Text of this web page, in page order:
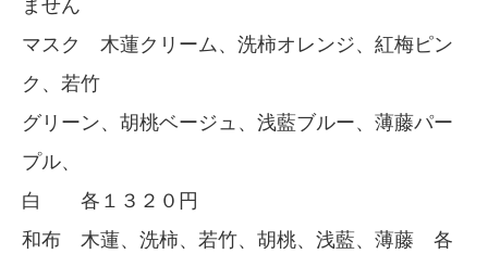
ません
マスク 木蓮クリーム、洗柿オレンジ、紅梅ピン
ク、若竹
グリーン、胡桃ベージュ、浅藍ブルー、薄藤パー
プル、
白 各１３２０円
和布 木蓮、洗柿、若竹、胡桃、浅藍、薄藤 各